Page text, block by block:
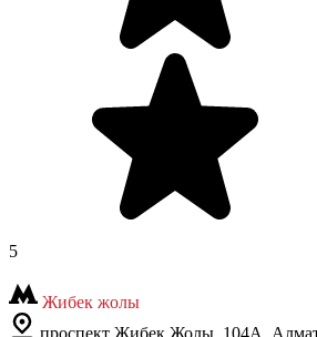
5
Жибек жолы
проспект Жибек Жолы, 104А,